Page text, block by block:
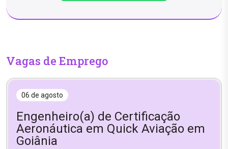
Vagas de Emprego
06 de agosto
Engenheiro(a) de Certificação
Aeronáutica em Quick Aviação em
Goiânia